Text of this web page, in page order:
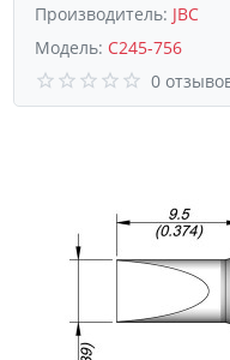
Производитель: JBC
Модель: C245-756
0